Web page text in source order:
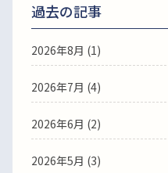
過去の記事
2026年8月 (1)
2026年7月 (4)
2026年6月 (2)
2026年5月 (3)